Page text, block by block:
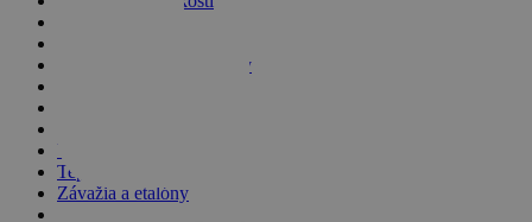
Žeriavové a závesné váhy
Váženie automobilov
Teplomery a vlhkomery
Závažia a etalóny